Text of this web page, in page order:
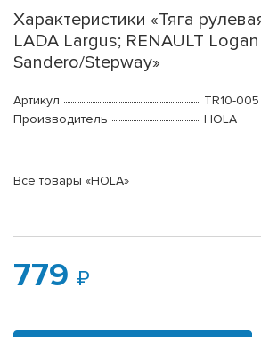
Характеристики «Тяга
LADA Largus; RENAULT Logan
Sandero/Stepway»
Артикул
TR10-005
Производитель
HOLA
Все товары «HOLA»
779